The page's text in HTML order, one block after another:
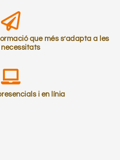
que més s’adapta a les
necessitats
i en línia